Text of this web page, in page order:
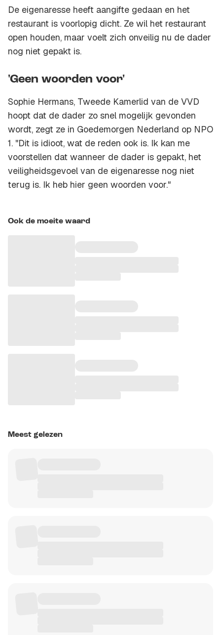
De eigenaresse heeft aangifte gedaan en het
restaurant is voorlopig dicht. Ze wil het restaurant
open houden, maar voelt zich onveilig nu de dader
nog niet gepakt is.
'Geen woorden voor'
Sophie Hermans, Tweede Kamerlid van de VVD
hoopt dat de dader zo snel mogelijk gevonden
wordt, zegt ze in Goedemorgen Nederland op NPO
1. "Dit is idioot, wat de reden ook is. Ik kan me
voorstellen dat wanneer de dader is gepakt, het
veiligheidsgevoel van de eigenaresse nog niet
terug is. Ik heb hier geen woorden voor."
Ook de moeite waard
Meest gelezen